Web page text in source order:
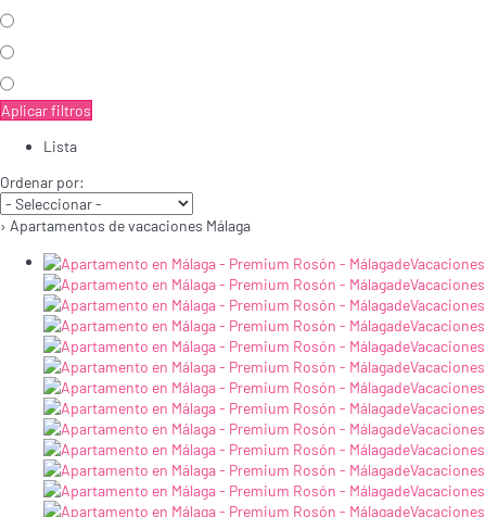
Aplicar filtros
Lista
Ordenar por:
› Apartamentos de vacaciones Málaga